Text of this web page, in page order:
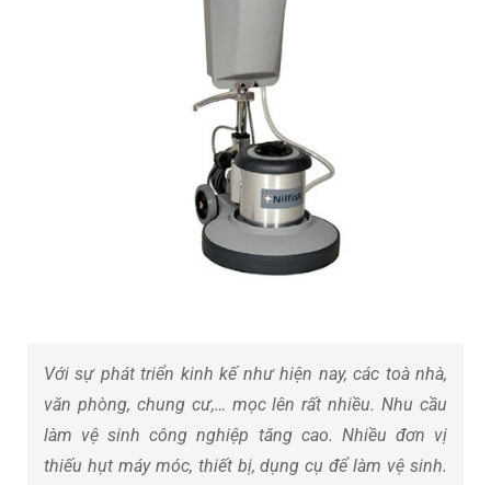
Với sự phát triển kinh kế như hiện nay, các toà nhà,
văn phòng, chung cư,… mọc lên rất nhiều. Nhu cầu
làm vệ sinh công nghiệp tăng cao. Nhiều đơn vị
thiếu hụt máy móc, thiết bị, dụng cụ để làm vệ sinh.